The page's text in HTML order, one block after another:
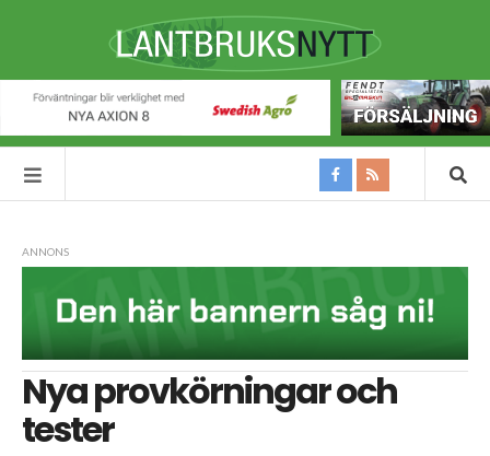
ANNONS
Nya provkörningar och
tester